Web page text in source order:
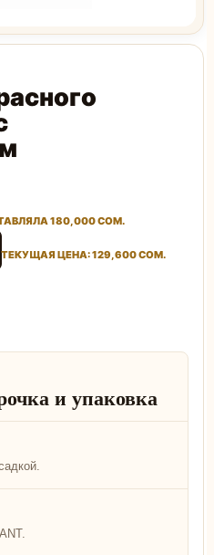
180,000 СОМ.
ТЕКУЩАЯ ЦЕНА: 129,600 СОМ.
и упаковка